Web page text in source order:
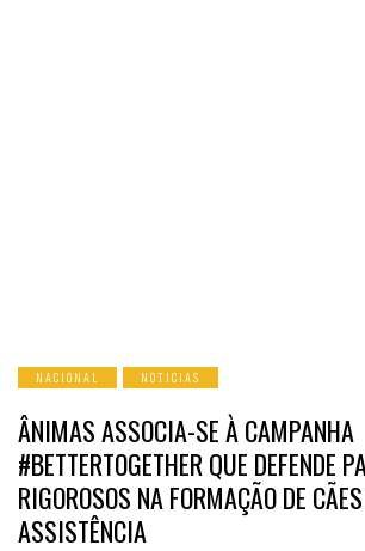
NACIONAL NOTICIAS
ÂNIMAS ASSOCIA-SE À CAMPANHA
#BETTERTOGETHER QUE DEFENDE
RIGOROSOS NA FORMAÇÃO DE
ASSISTÊNCIA